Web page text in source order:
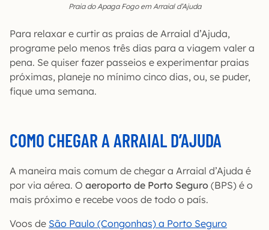
Praia do Apaga Fogo em Arraial d’Ajuda
Para relaxar e curtir as praias de Arraial d’Ajuda,
programe pelo menos três dias para a viagem valer a
pena. Se quiser fazer passeios e experimentar praias
próximas, planeje no mínimo cinco dias, ou, se puder,
fique uma semana.
COMO CHEGAR A ARRAIAL D’AJUDA
A maneira mais comum de chegar a Arraial d’Ajuda é
por via aérea. O aeroporto de Porto Seguro (BPS) é o
mais próximo e recebe voos de todo o país.
Voos de São Paulo (Congonhas) a Porto Seguro